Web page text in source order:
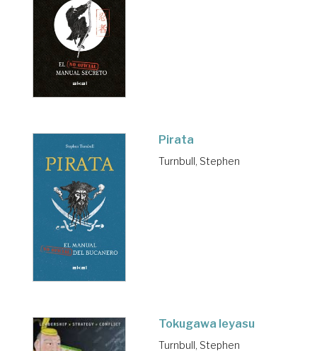
Pirata
Turnbull, Stephen
Tokugawa Ieyasu
Turnbull, Stephen